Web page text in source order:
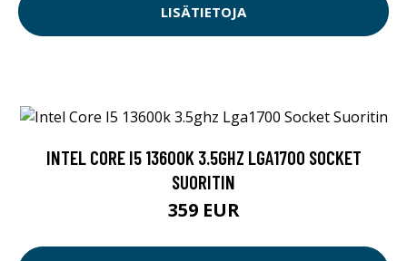
LISÄTIETOJA
INTEL CORE I5 13600K 3.5GHZ LGA1700 SOCKET
SUORITIN
359 EUR